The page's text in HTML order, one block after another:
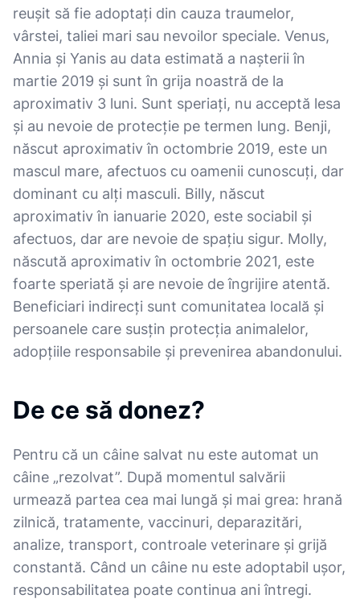
reușit să fie adoptați din cauza traumelor,
vârstei, taliei mari sau nevoilor speciale. Venus,
Annia și Yanis au data estimată a nașterii în
martie 2019 și sunt în grija noastră de la
aproximativ 3 luni. Sunt speriați, nu acceptă lesa
și au nevoie de protecție pe termen lung. Benji,
născut aproximativ în octombrie 2019, este un
mascul mare, afectuos cu oamenii cunoscuți, dar
dominant cu alți masculi. Billy, născut
aproximativ în ianuarie 2020, este sociabil și
afectuos, dar are nevoie de spațiu sigur. Molly,
născută aproximativ în octombrie 2021, este
foarte speriată și are nevoie de îngrijire atentă.
Beneficiari indirecți sunt comunitatea locală și
persoanele care susțin protecția animalelor,
adopțiile responsabile și prevenirea abandonului.
De ce să donez?
Pentru că un câine salvat nu este automat un
câine „rezolvat”. După momentul salvării
urmează partea cea mai lungă și mai grea: hrană
zilnică, tratamente, vaccinuri, deparazitări,
analize, transport, controale veterinare și grijă
constantă. Când un câine nu este adoptabil ușor,
responsabilitatea poate continua ani întregi.